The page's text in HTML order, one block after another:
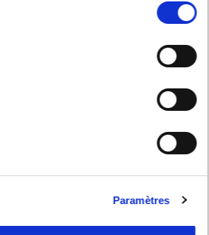
Paramètres